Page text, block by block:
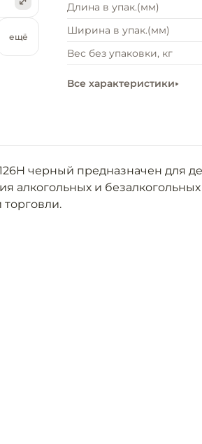
ещё
Длина в упак.(мм)
Ширина в упак.(мм)
Вес без упаковки, кг
Все характеристики
черный предназначен для
алкогольных и